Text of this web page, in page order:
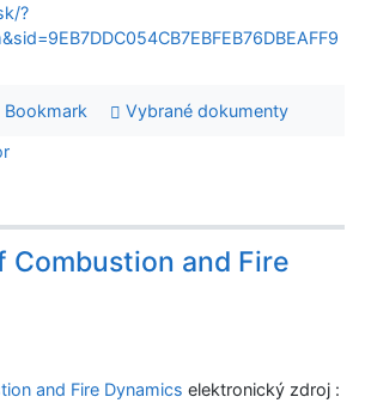
?
Bookmark Vybrané dokumenty
Combustion and Fire
and Fire Dynamics elektronický zdroj :